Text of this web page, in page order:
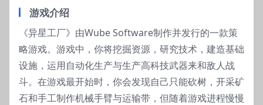
游戏介绍
《异星工厂》由Wube Software制作并发行的一款策
略游戏。游戏中，你将挖掘资源，研究技术，建造基础
设施，运用自动化生产与生产高科技武器来和敌人战
斗。在游戏最开始时，你会发现自己只能砍树，开采矿
石和手工制作机械手臂与运输带，但随着游戏进程慢慢